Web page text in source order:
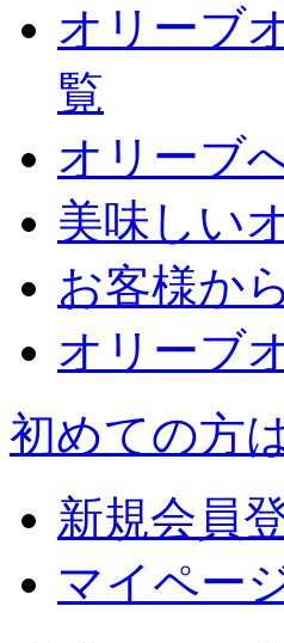
オリーブ
覧
オリーブ
美味しい
お客様か
オリーブ
初めての方
新規会員
マイペー